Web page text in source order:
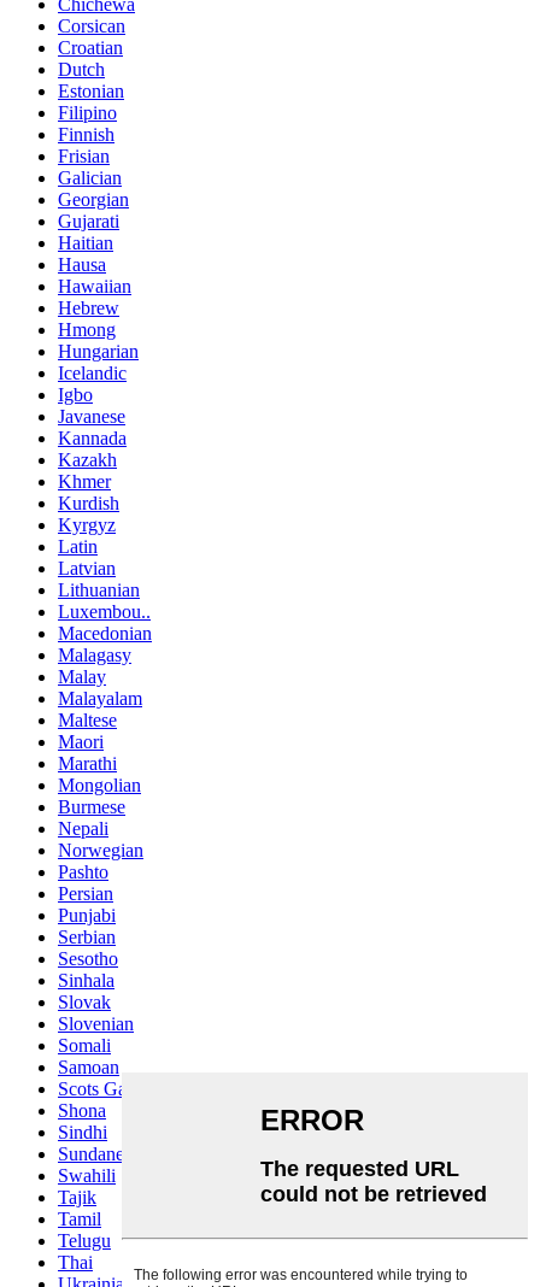
Corsican
Croatian
Dutch
Estonian
Filipino
Finnish
Frisian
Galician
Georgian
Gujarati
Haitian
Hausa
Hawaiian
Hebrew
Hmong
Hungarian
Icelandic
Igbo
Javanese
Kannada
Kazakh
Khmer
Kurdish
Kyrgyz
Latin
Latvian
Lithuanian
Luxembou..
Macedonian
Malagasy
Malay
Malayalam
Maltese
Maori
Marathi
Mongolian
Burmese
Nepali
Norwegian
Pashto
Persian
Punjabi
Serbian
Sesotho
Sinhala
Slovak
Slovenian
Somali
Samoan
Scots Gaelic
Shona
Sindhi
Sundanese
Swahili
Tajik
Tamil
Telugu
Thai